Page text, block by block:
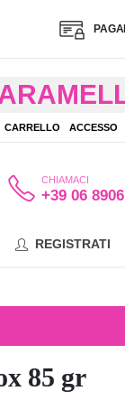
AD
CARRELLO ACCESSO
CHIAMACI
+39 06
REGISTRATI
85 gr